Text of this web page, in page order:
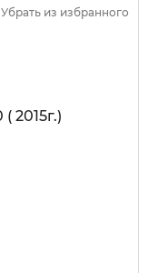
Убрать из избранного